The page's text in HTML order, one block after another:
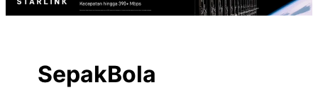
SepakBola